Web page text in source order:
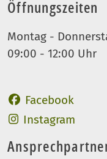
Öffnungszeiten
Montag -
09:00 - 12:00 Uhr
Facebook
Instagram